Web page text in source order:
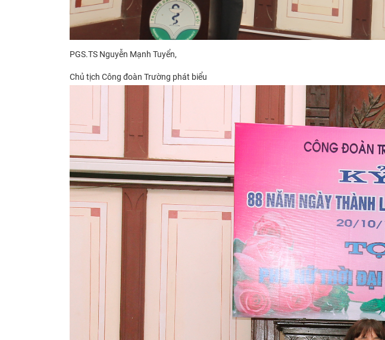
PGS.TS Nguyễn Mạnh Tuyển,
Chủ tịch Công đoàn Trường phát biểu